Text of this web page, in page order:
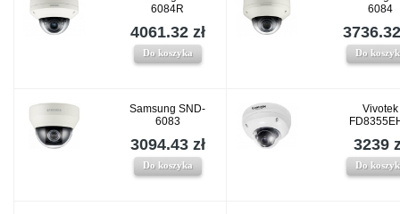
6084R
4061.32 zł
Do koszyka
6084
Do
Samsung SND-
6083
3094.43 zł
Do koszyka
Vivotek
3239
Do